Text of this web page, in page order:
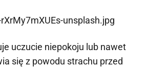
uczucie niepokoju lub nawet
się z powodu strachu przed